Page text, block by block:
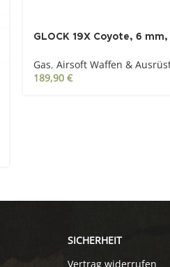
GLOCK 19X Coyote, 6 mm,
Gas, Airsoft Waffen &
189,90 €
SICHERHEIT
Vertrag widerrufen